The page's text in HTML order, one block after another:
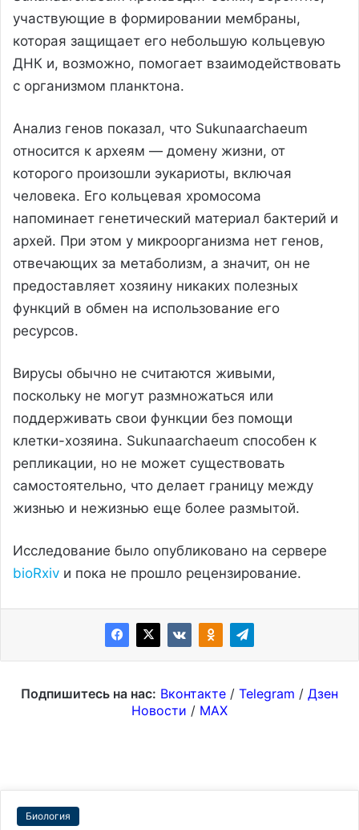
участвующие в формировании мембраны,
которая защищает его небольшую кольцевую
ДНК и, возможно, помогает взаимодействовать
с организмом планктона.
Анализ генов показал, что Sukunaarchaeum
относится к археям — домену жизни, от
которого произошли эукариоты, включая
человека. Его кольцевая хромосома
напоминает генетический материал бактерий и
архей. При этом у микроорганизма нет генов,
отвечающих за метаболизм, а значит, он не
предоставляет хозяину никаких полезных
функций в обмен на использование его
ресурсов.
Вирусы обычно не считаются живыми,
поскольку не могут размножаться или
поддерживать свои функции без помощи
клетки-хозяина. Sukunaarchaeum способен к
репликации, но не может существовать
самостоятельно, что делает границу между
жизнью и нежизнью еще более размытой.
Исследование было опубликовано на сервере
bioRxiv и пока не прошло рецензирование.
Подпишитесь на нас: Вконтакте / Telegram / Дзен
Новости / MAX